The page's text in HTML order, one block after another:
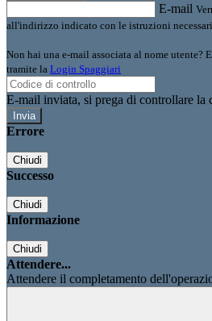
E-mail
all'indirizzo indicato con le istruzioni
Non hai una e-mail associata al nome utente?
tramite la Login Spaggiari
E-mail inviata, si prega di controllare la
Errore
Chiudi
Successo
Chiudi
Informazione
Chiudi
Attendere...
Attendere il completamento